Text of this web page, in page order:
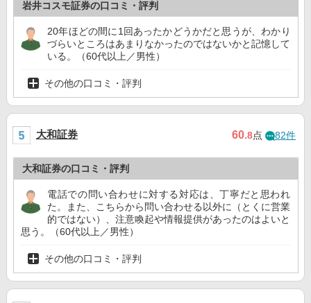
岩井コスモ証券の口コミ・評判
20年ほどの間に1回あったかどうかだと思うが、わかり
づらいところはあまりなかったのではないかと記憶して
いる。（60代以上／男性）
その他の口コミ・評判
大和証券 60.8点 82件
大和証券の口コミ・評判
電話での問い合わせに対する対応は、丁寧だと思われ
た。また、こちらから問い合わせる以外に（とくに営業
的ではない）、注意喚起や情報提供があったのはよいと
思う。（60代以上／男性）
その他の口コミ・評判